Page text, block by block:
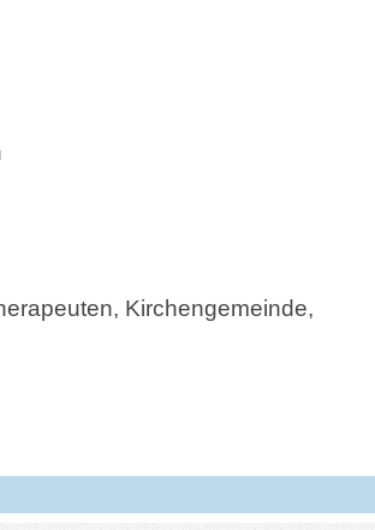
Kirchengemeinde,